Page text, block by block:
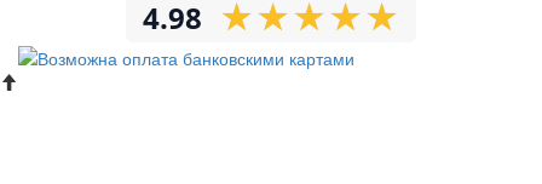
4.98 ★
★★
★★
★★
★★
★